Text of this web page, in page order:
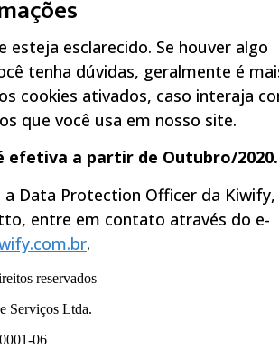
esteja esclarecido. Se houver algo
tenha dúvidas, geralmente é
cookies ativados, caso interaja
que você usa em nosso site.
efetiva a partir de Outubro/2020.
a Data Protection Officer da Kiwify,
entre em contato através do e-
.
reservados
Serviços Ltda.
06